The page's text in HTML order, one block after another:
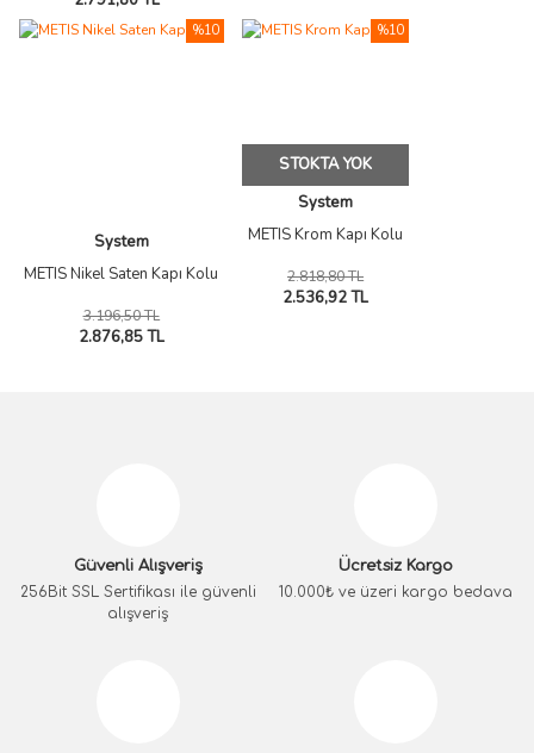
System
METIS Nikel Saten Kapı Kolu
3.196,50 TL
2.876,85 TL
%10
STOKTA YOK
System
METIS Krom Kapı Kolu
2.818,80 TL
2.536,92 TL
%10
Güvenli Alışveriş
256Bit SSL Sertifikası ile güvenli
alışveriş
Ücretsiz Kargo
10.000₺ ve üzeri kargo bedava